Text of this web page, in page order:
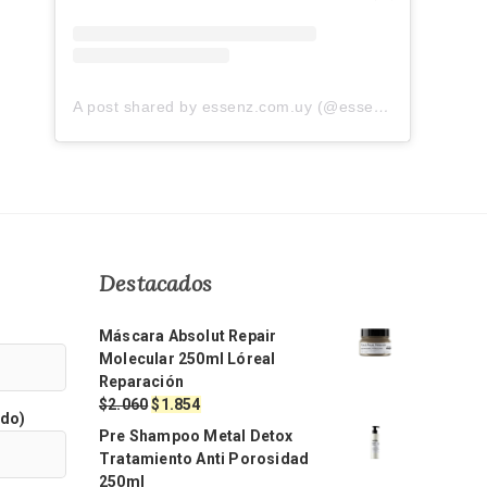
A post shared by essenz.com.uy (@essenz.com.uy)
Destacados
Máscara Absolut Repair
Molecular 250ml Lóreal
Reparación
$2.060El
original
$1.854El
precio
actual
Pre Shampoo Metal Detox
Tratamiento Anti Porosidad
250ml